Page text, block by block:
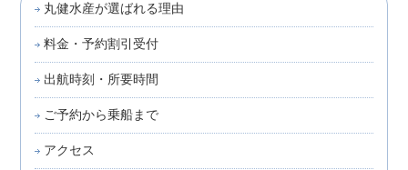
丸健水産が選ばれる理由
料金・予約割引受付
出航時刻・所要時間
ご予約から乗船まで
アクセス